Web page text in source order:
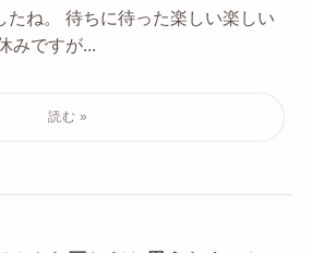
たね。 待ちに待った楽しい楽しい
みですが...